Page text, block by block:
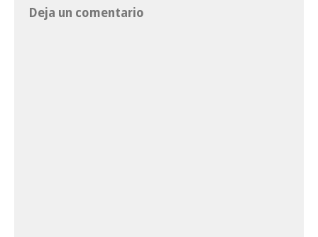
Deja un comentario